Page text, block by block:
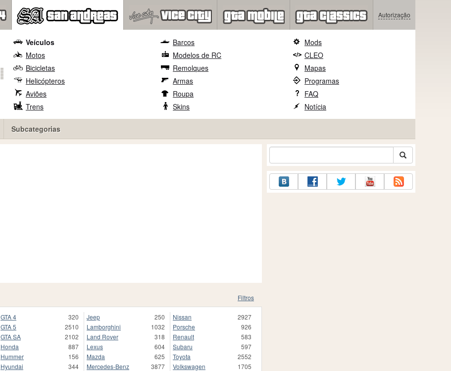
Autorização
Veículos
Motos
Bicicletas
Helicópteros
Aviões
Trens
Barcos
Modelos de RC
Remolques
Armas
Roupa
Skins
Mods
CLEO
Mapas
Programas
FAQ
Notícia
Subcategorias
Filtros
GTA 4
320
GTA 5
2510
GTA SA
2102
Honda
887
Hummer
156
Hyundai
344
Jeep
250
Lamborghini
1032
Land Rover
318
Lexus
604
Mazda
625
Mercedes-Benz
3877
Nissan
2927
Porsche
926
Renault
583
Subaru
597
Toyota
2552
Volkswagen
1705